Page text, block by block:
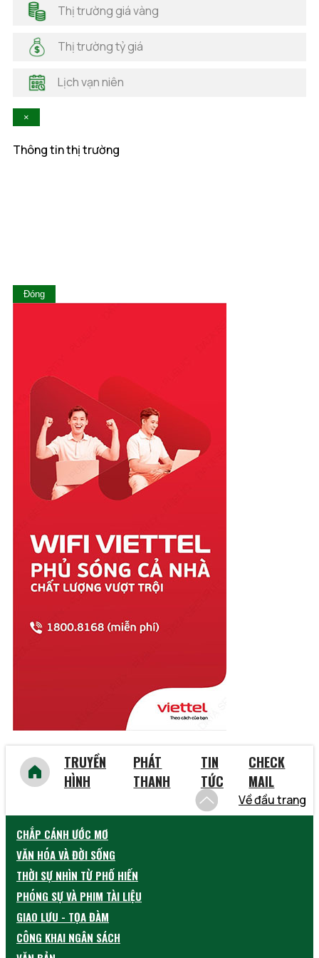
Hải Phòng
Hà Tĩnh
Hòa Bình
Lai Châu
Quảng Ngãi
Quảng Ninh
Quảng Trị
Sóc Trăng
Sơn La
Tây Ninh
Thái Bình
Thái Nguyên
Thừa Thiên Huế
Tiền Giang
Trà Vinh
Tuyên Quang
Vĩnh Phúc
Vũng Tàu
Thị trường giá vàng
Thị trường tỷ giá
Lịch vạn niên
×
Thông tin thị trường
Đóng
TRUYỀN
HÌNH
PHÁT
THANH
TIN
TỨC
CHECK
MAIL
Về đầu trang
CHẮP CÁNH ƯỚC MƠ
VĂN HÓA VÀ ĐỜI SỐNG
THỜI SỰ NHÌN TỪ PHỐ HIẾN
PHÓNG SỰ VÀ PHIM TÀI LIỆU
GIAO LƯU - TỌA ĐÀM
CÔNG KHAI NGÂN SÁCH